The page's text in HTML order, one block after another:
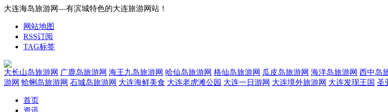
大连海岛旅游网—有滨城特色的大连旅游网站！
网站地图
RSS订阅
TAG标签
大长山岛旅游网 广鹿岛旅游网 海王九岛旅游网 哈仙岛旅游网 格仙岛旅游网 瓜皮岛旅游网 海洋岛旅游网 西中岛
游网 蛤蜊岛旅游网 石城岛旅游网 大连海鲜美食 大连老虎滩公园 大连一日游网 大连境外旅游网 大连发现王国 圣
首页
资讯